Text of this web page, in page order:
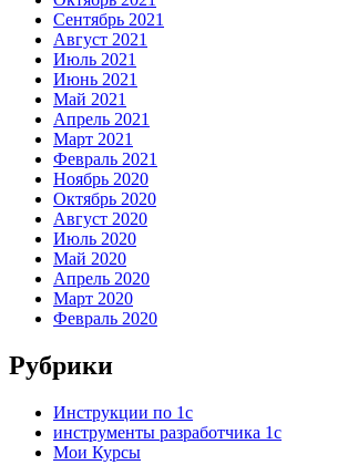
Сентябрь 2021
Август 2021
Июль 2021
Июнь 2021
Май 2021
Апрель 2021
Март 2021
Февраль 2021
Ноябрь 2020
Октябрь 2020
Август 2020
Июль 2020
Май 2020
Апрель 2020
Март 2020
Февраль 2020
Рубрики
Инструкции по 1с
инструменты разработчика 1с
Мои Курсы